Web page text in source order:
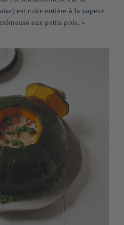
est cuite entière à la vapeur
aux petits pois. »